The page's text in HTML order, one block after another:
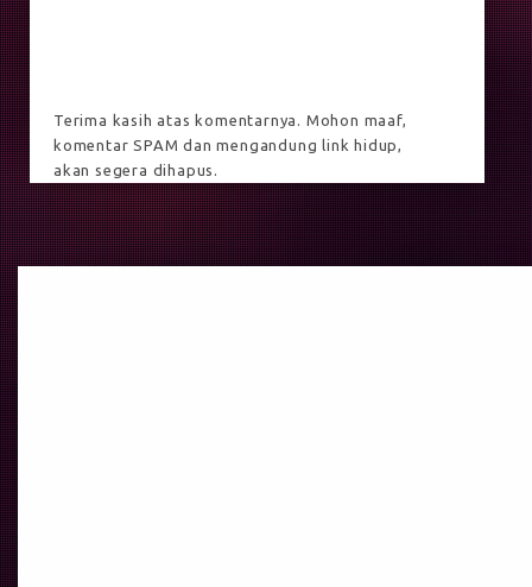
Terima kasih atas komentarnya. Mohon maaf,
komentar SPAM dan mengandung link hidup,
akan segera dihapus.